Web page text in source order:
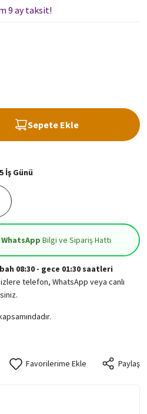
9 ay taksit!
Sepete Ekle
İş Günü
WhatsApp Bilgi ve Sipariş Hattı
08:30 - gece 01:30 saatleri
telefon, WhatsApp veya canlı
Paylaş